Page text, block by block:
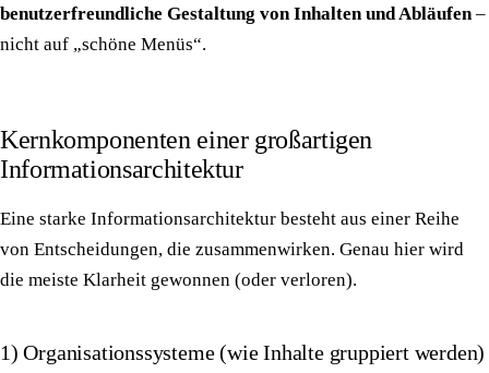
benutzerfreundliche Gestaltung von Inhalten und Abläufen–
nicht auf „schöne Menüs“.
Kernkomponenten einer großartigen
Informationsarchitektur
Eine starke Informationsarchitektur besteht aus einer Reihe
von Entscheidungen, die zusammenwirken. Genau hier wird
die meiste Klarheit gewonnen (oder verloren).
1) Organisationssysteme (wie Inhalte gruppiert werden)